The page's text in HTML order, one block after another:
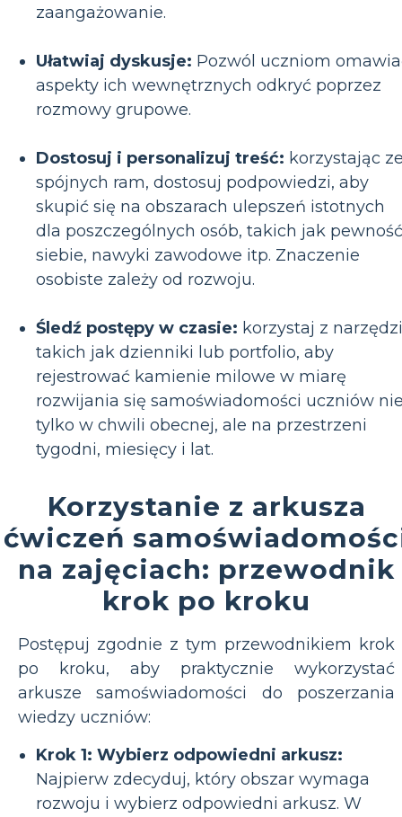
zaangażowanie.
Ułatwiaj dyskusje: Pozwól uczniom
aspekty ich wewnętrznych odkryć poprzez
rozmowy grupowe.
Dostosuj i personalizuj treść: korzystając
spójnych ram, dostosuj podpowiedzi, aby
skupić się na obszarach ulepszeń istotnych
dla poszczególnych osób, takich jak pewność
siebie, nawyki zawodowe itp. Znaczenie
osobiste zależy od rozwoju.
Śledź postępy w czasie: korzystaj z
takich jak dzienniki lub portfolio, aby
rejestrować kamienie milowe w miarę
rozwijania się samoświadomości uczniów
tylko w chwili obecnej, ale na przestrzeni
tygodni, miesięcy i lat.
Korzystanie z arkusza
ćwiczeń
na zajęciach: przewodnik
krok po kroku
Postępuj zgodnie z tym przewodnikiem krok
po kroku, aby praktycznie wykorzystać
arkusze samoświadomości do poszerzania
wiedzy uczniów:
Krok 1: Wybierz odpowiedni arkusz:
Najpierw zdecyduj, który obszar wymaga
rozwoju i wybierz odpowiedni arkusz. W